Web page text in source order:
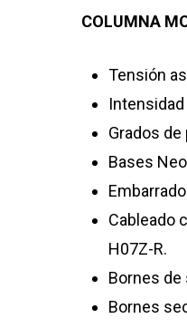
COLUMNA
Tensión
Intensidad
Grados
Bases
Cableado
H07Z-R.
Bornes de
Bornes